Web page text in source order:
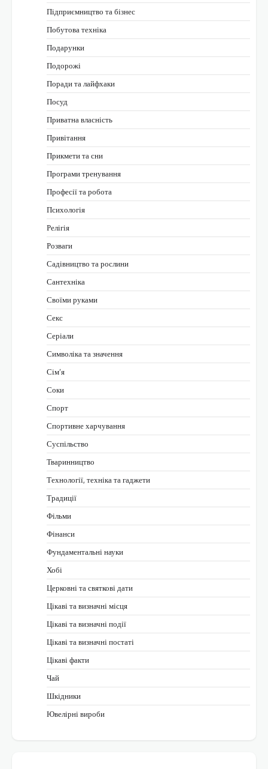
Підприємництво та бізнес
Побутова техніка
Подарунки
Подорожі
Поради та лайфхаки
Посуд
Приватна власність
Привітання
Прикмети та сни
Програми тренування
Професії та робота
Психологія
Релігія
Розваги
Садівництво та рослини
Сантехніка
Своїми руками
Секс
Серіали
Символіка та значення
Сім’я
Соки
Спорт
Спортивне харчування
Суспільство
Тваринництво
Технології, техніка та гаджети
Традиції
Фільми
Фінанси
Фундаментальні науки
Хобі
Церковні та святкові дати
Цікаві та визначні місця
Цікаві та визначні події
Цікаві та визначні постаті
Цікаві факти
Чай
Шкідники
Ювелірні вироби